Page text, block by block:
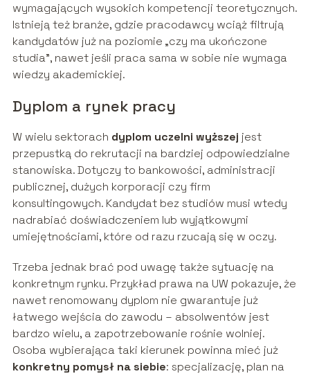
wymagających wysokich kompetencji teoretycznych.
Istnieją też branże, gdzie pracodawcy wciąż filtrują
kandydatów już na poziomie „czy ma ukończone
studia”, nawet jeśli praca sama w sobie nie wymaga
wiedzy akademickiej.
Dyplom a rynek pracy
W wielu sektorach dyplom uczelni wyższej jest
przepustką do rekrutacji na bardziej odpowiedzialne
stanowiska. Dotyczy to bankowości, administracji
publicznej, dużych korporacji czy firm
konsultingowych. Kandydat bez studiów musi wtedy
nadrabiać doświadczeniem lub wyjątkowymi
umiejętnościami, które od razu rzucają się w oczy.
Trzeba jednak brać pod uwagę także sytuację na
konkretnym rynku. Przykład prawa na UW pokazuje, że
nawet renomowany dyplom nie gwarantuje już
łatwego wejścia do zawodu – absolwentów jest
bardzo wielu, a zapotrzebowanie rośnie wolniej.
Osoba wybierająca taki kierunek powinna mieć już
konkretny pomysł na siebie: specjalizację, plan na